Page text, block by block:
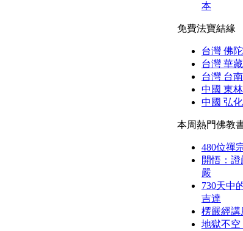
本
免費法寶結緣
台灣 佛
台灣 華
台灣 台
中國 東
中國 弘
本周熱門佛教
480位禪
開悟：
嚴
730天中
吉達
楞嚴經
地獄不